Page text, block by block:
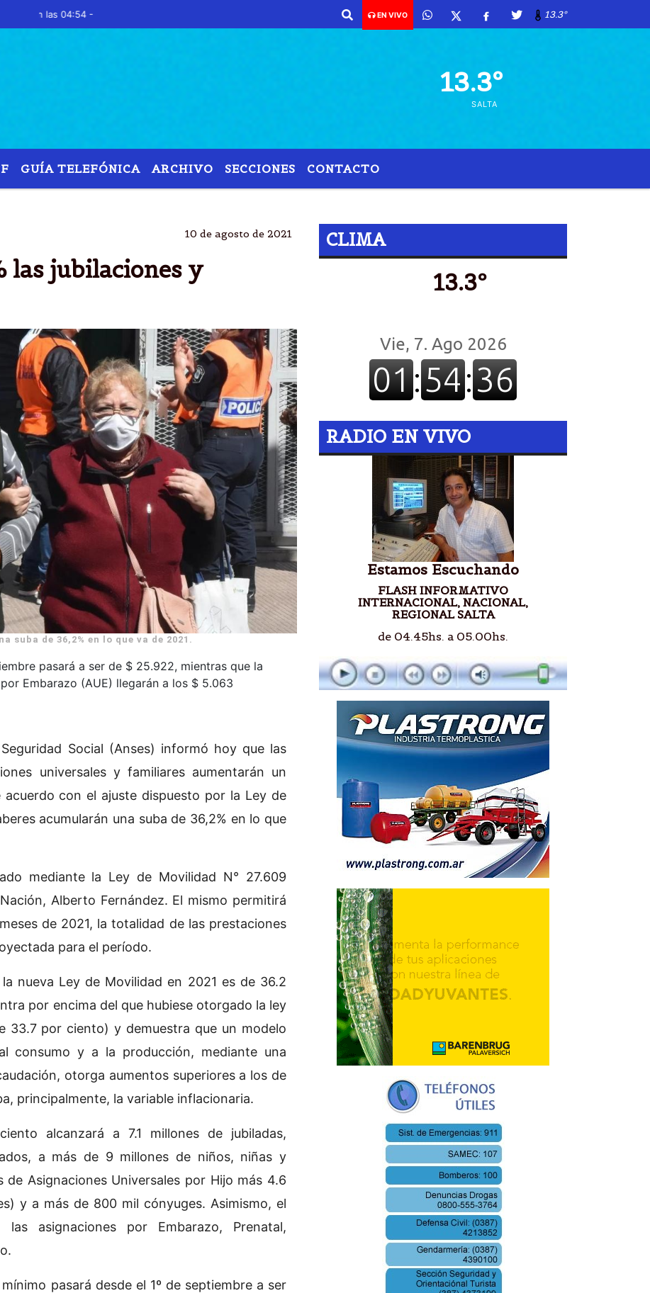
las 04:54 - EN VIVO 13.3º
13.3º
SALTA
GUÍA TELEFÓNICA ARCHIVO SECCIONES CONTACTO
10 de agosto de 2021
las jubilaciones y
suba de 36,2% en lo que va de 2021.
pasará a ser de $ 25.922, mientras que la
Embarazo (AUE) llegarán a los $ 5.063
Social (Anses) informó hoy que las
universales y familiares aumentarán un
con el ajuste dispuesto por la Ley de
acumularán una suba de 36,2% en lo que
mediante la Ley de Movilidad N° 27.609
Alberto Fernández. El mismo permitirá
de 2021, la totalidad de las prestaciones
para el período.
nueva Ley de Movilidad en 2021 es de 36.2
por encima del que hubiese otorgado la ley
33.7 por ciento) y demuestra que un modelo
consumo y a la producción, mediante una
otorga aumentos superiores a los de
principalmente, la variable inflacionaria.
alcanzará a 7.1 millones de jubiladas,
a más de 9 millones de niños, niñas y
Asignaciones Universales por Hijo más 4.6
y a más de 800 mil cónyuges. Asimismo, el
asignaciones por Embarazo, Prenatal,
pasará desde el 1º de septiembre a ser
CLIMA
13.3º
RADIO EN VIVO
Estamos Escuchando
FLASH INFORMATIVO
INTERNACIONAL, NACIONAL,
REGIONAL SALTA
de 04.45hs. a 05.00hs.